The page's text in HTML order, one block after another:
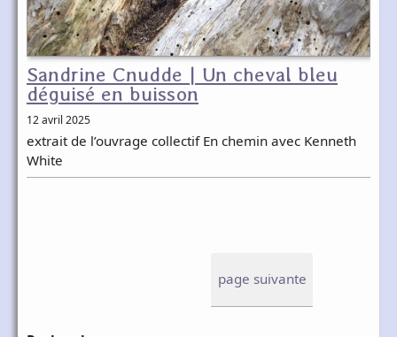
Sandrine Cnudde | Un cheval bleu
déguisé en buisson
12 avril 2025
extrait de l’ouvrage collectif En chemin avec Kenneth
White
page suivante